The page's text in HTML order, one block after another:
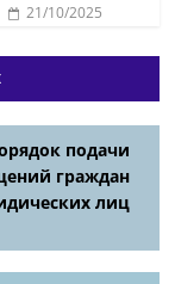
21/10/2025
подачи
граждан
лиц